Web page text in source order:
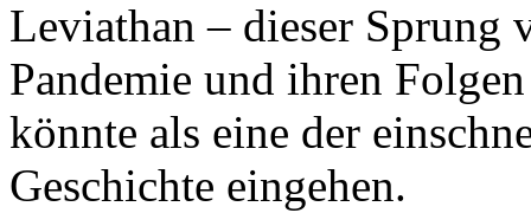
Leviathan – dieser Sprung
Pandemie und ihren
könnte als eine der
Geschichte eingehen.